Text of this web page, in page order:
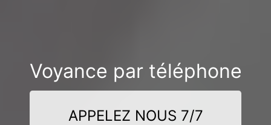
Voyance par téléphone
APPELEZ NOUS 7/7